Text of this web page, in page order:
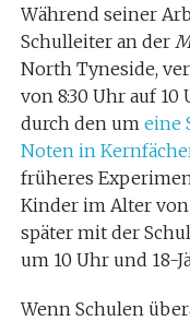
Während seiner
Schulleiter an der
North Tyneside,
von 8:30 Uhr auf 10
durch den um eine
Noten in
früheres
Kinder im Alter von
später mit der
um 10 Uhr und 18-
Wenn Schulen